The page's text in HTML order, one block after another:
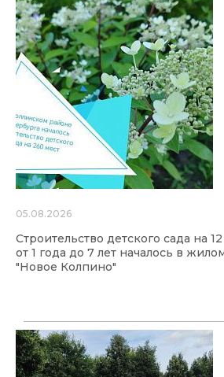
05.08.2026
Строительство детского сада на
от 1 года до 7 лет началось в
"Новое Колпино"